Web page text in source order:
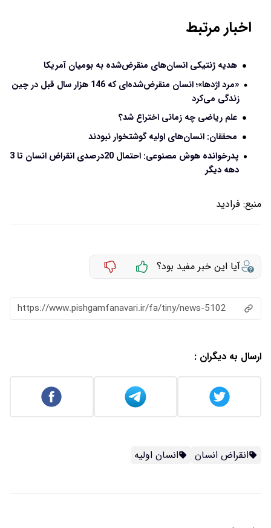
اخبار مرتبط
هدیه ژنتیکی انسان‌های منقرض‌شده به بومیان آمریکا
«مرد اژدها»؛ انسان منقرض‌شده‌ای که 146 هزار سال قبل در چین
زندگی می‌کرد
علم ریاضی چه زمانی اختراع شد؟
محققان: انسان‌های اولیه گوشتخوار نبودند
پدرخوانده هوش مصنوعی: احتمال 20درصدی انقراض انسان تا 3
دهه دیگر
منبع: فرادید
آیا این خبر مفید بود؟
https://www.pishgamfanavari.ir/fa/tiny/news-5102
ارسال به دیگران :
انقراض انسان انسان اولیه